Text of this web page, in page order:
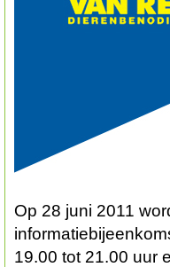
Op 28 juni 2011
19.00 tot 21.00 uur